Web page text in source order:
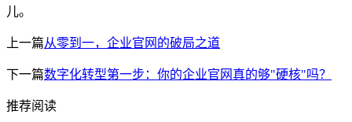
儿。
上一篇从零到一，企业官网的破局之道
下一篇数字化转型第一步：你的企业官网真的够"硬核"吗？
推荐阅读